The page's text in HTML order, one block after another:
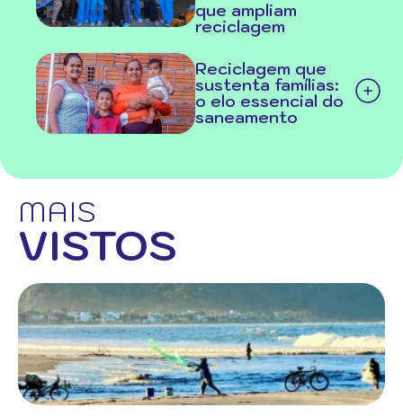
que ampliam
reciclagem
Reciclagem que
sustenta famílias:
o elo essencial do
saneamento
MAIS
VISTOS